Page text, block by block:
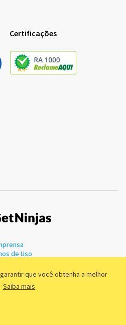
que você obtenha a melhor
Saiba mais
Certificações
de Uso
CNPJ 55.744.877/0001-89 - Rua Dr.
andar - São Paulo/SP - Brasil